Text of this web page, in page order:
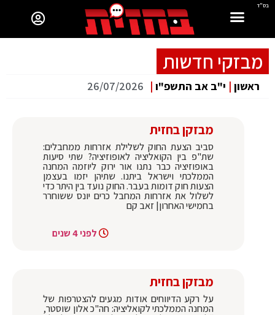
בס"ד
מבזקי חדשות
ראשון | י"ב אב התשפ"ו |
26/07/2026
מבזקן בחזית
סביב הצעת החוק לשלילת אזרחות ממחבלים:
שת"פ בין הקואליציה לאופוזיציה? שתי סיעות
באופוזיציה כבר נתנו אור ירוק ליוזמה המחנה
הממלכתי וישראל ביתנו. שתיהן יזמו בעצמן
הצעות חוק דומות בעבר. החוק נועד בין היתר כדי
לשלול את אזרחות המחבל כרים יונס ששוחרר
בחמישי האחרון| זאב קם
לפני 4 שנים
מבזקן בחזית
על רקע הדיווחים אודות מגעים להצטרפות של
המחנה הממלכתי לקואליציה: חה"כ אלון שוסטר,